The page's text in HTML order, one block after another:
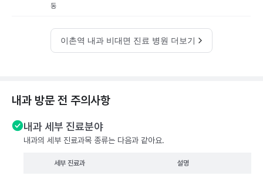
동
이촌역 내과 비대면 진료 병원 더보기
내과 방문 전 주의사항
내과 세부 진료분야
내과의 세부 진료과목 종류는 다음과 같아요.
세부 진료과 설명